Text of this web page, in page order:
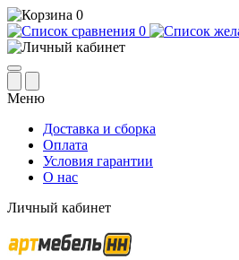
0
0
Меню
Доставка и сборка
Оплата
Условия гарантии
О нас
Личный кабинет